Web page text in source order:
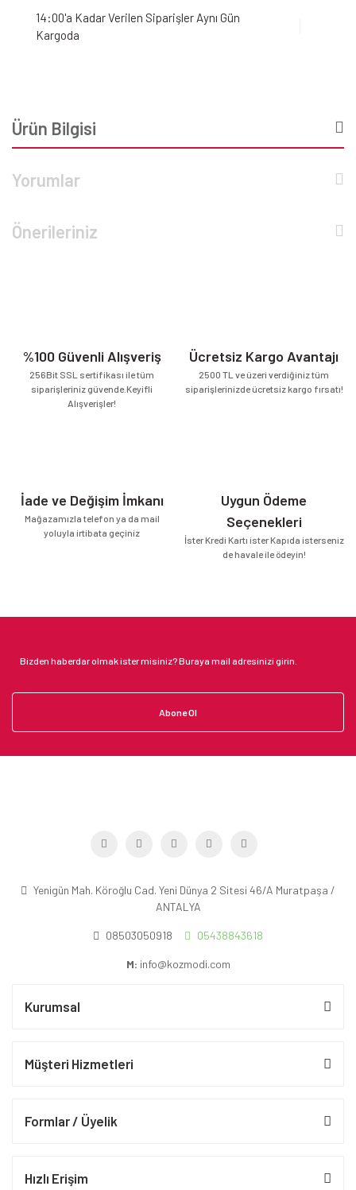
14:00'a Kadar Verilen Siparişler Aynı Gün
Kargoda
Ürün Bilgisi
Yorumlar
Önerileriniz
%100 Güvenli Alışveriş
256Bit SSL sertifikası ile tüm
siparişleriniz güvende.Keyifli
Alışverişler!
Ücretsiz Kargo Avantajı
2500 TL ve üzeri verdiğiniz tüm
siparişlerinizde ücretsiz kargo fırsatı!
İade ve Değişim İmkanı
Mağazamızla telefon ya da mail
yoluyla irtibata geçiniz
Uygun Ödeme
Seçenekleri
İster Kredi Kartı ister Kapıda isterseniz
de havale ile ödeyin!
Abone Ol
Yenigün Mah. Köroğlu Cad. Yeni Dünya 2 Sitesi 46/A Muratpaşa /
ANTALYA
08503050918 05438843618
M: info@kozmodi.com
Kurumsal
Müşteri Hizmetleri
Formlar / Üyelik
Hızlı Erişim